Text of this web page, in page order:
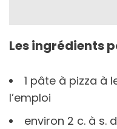
Les ingrédients
1 pâte à pizza à
l’emploi⁠
environ 2 c. à s.